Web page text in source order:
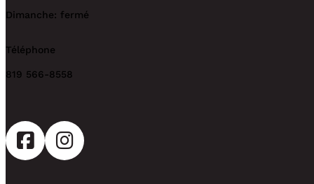
Dimanche: fermé
Téléphone
819 566-8558